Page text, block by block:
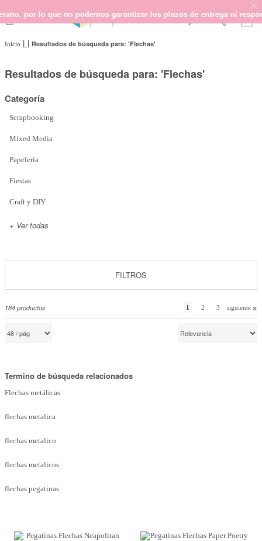
no podemos garantizar los plazos de entrega ni responder al
Próximamente
Novedades
Top Ventas
SCRAPBOOKING
MIXED MEDIA
CRAFT Y DIY
PAPELERÍA Y FIESTAS
Iniciar sesión/Regístrate
Somos Kimidori
Inicio Resultados de búsqueda para: 'Flechas'
Resultados de búsqueda para: 'Flechas'
184 productos 1 2 3 siguiente
Termino de búsqueda relacionados
Flechas metálicas
flechas metalica
flechas metalico
flechas metalicos
flechas pegatinas
Categoría
Scrapbooking
Mixed Media
Papelería
Fiestas
Craft y DIY
+ Ver todas
FILTROS